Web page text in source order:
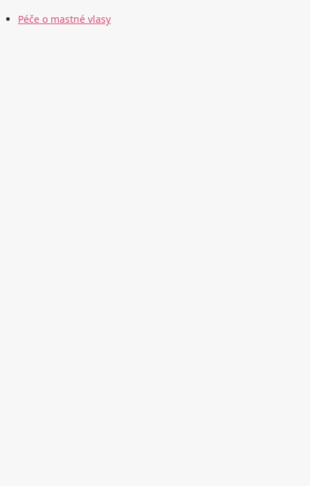
Péče o mastné vlasy